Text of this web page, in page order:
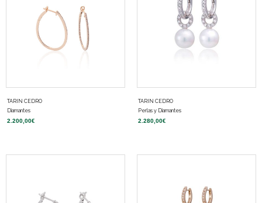
TARIN CEDRO
Diamantes
2.200,00€
TARIN CEDRO
Perlas y Diamantes
2.280,00€